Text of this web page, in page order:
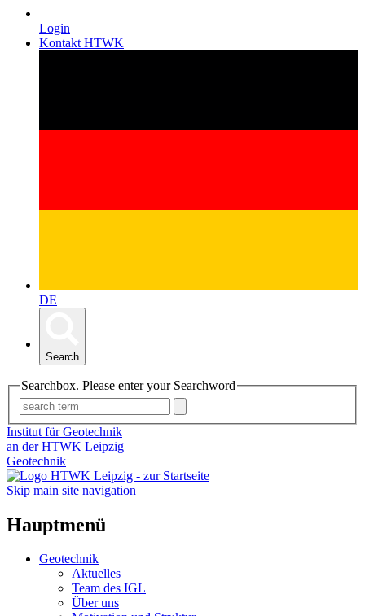
Login
Kontakt HTWK
DE
Search
Searchbox. Please enter your Searchword
Institut für Geotechnik
an der HTWK Leipzig
Geotechnik
Skip main site navigation
Hauptmenü
Geotechnik
Aktuelles
Team des IGL
Über uns